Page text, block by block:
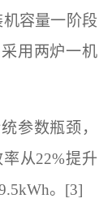
机容量一阶段
用两炉一机
参数瓶颈，
从22%提升
。[3]